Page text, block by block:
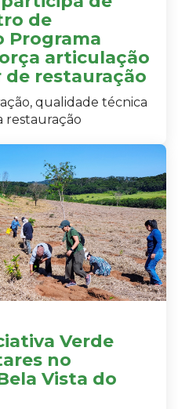
de
Programa
articulação
restauração
qualidade técnica
restauração
Verde
no
Vista do